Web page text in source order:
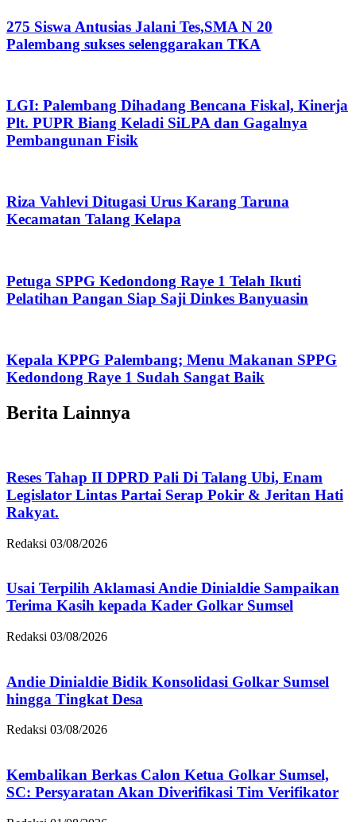
275 Siswa Antusias Jalani Tes,SMA N 20
Palembang sukses selenggarakan TKA
LGI: Palembang Dihadang Bencana Fiskal, Kinerja
Plt. PUPR Biang Keladi SiLPA dan Gagalnya
Pembangunan Fisik
Riza Vahlevi Ditugasi Urus Karang Taruna
Kecamatan Talang Kelapa
Petuga SPPG Kedondong Raye 1 Telah Ikuti
Pelatihan Pangan Siap Saji Dinkes Banyuasin
Kepala KPPG Palembang; Menu Makanan SPPG
Kedondong Raye 1 Sudah Sangat Baik
Berita Lainnya
Reses Tahap II DPRD Pali Di Talang Ubi, Enam
Legislator Lintas Partai Serap Pokir & Jeritan Hati
Rakyat.
Redaksi 03/08/2026
Usai Terpilih Aklamasi Andie Dinialdie Sampaikan
Terima Kasih kepada Kader Golkar Sumsel
Redaksi 03/08/2026
Andie Dinialdie Bidik Konsolidasi Golkar Sumsel
hingga Tingkat Desa
Redaksi 03/08/2026
Kembalikan Berkas Calon Ketua Golkar Sumsel,
SC: Persyaratan Akan Diverifikasi Tim Verifikator